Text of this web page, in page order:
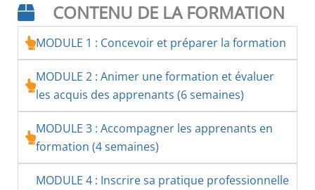
CONTENU DE LA FORMATION
MODULE 1 : Concevoir et préparer la formation
MODULE 2 : Animer une formation et évaluer
les acquis des apprenants (6 semaines)
MODULE 3 : Accompagner les apprenants en
formation (4 semaines)
MODULE 4 : Inscrire sa pratique professionnelle